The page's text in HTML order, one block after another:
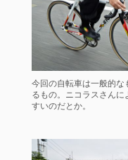
今回の自転車は一般的な
るもの。ニコラスさん
すいのだとか。